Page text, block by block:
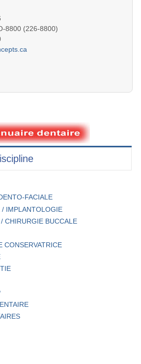
8800 (226-8800)
FACIALE
/ IMPLANTOLOGIE
CHIRURGIE BUCCALE
CONSERVATRICE